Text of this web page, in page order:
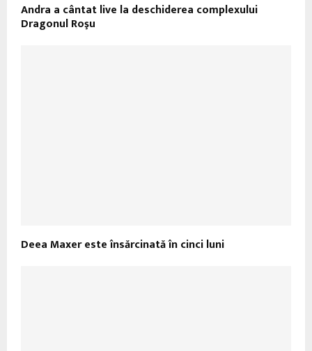
Andra a cântat live la deschiderea complexului
Dragonul Roşu
Deea Maxer este însărcinată în cinci luni